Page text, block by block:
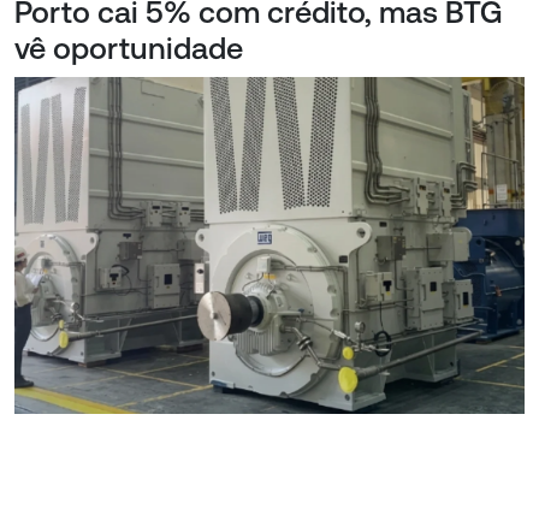
Porto cai 5% com crédito, mas BTG
vê oportunidade